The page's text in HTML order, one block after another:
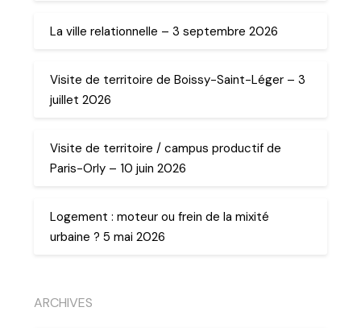
La ville relationnelle – 3 septembre 2026
Visite de territoire de Boissy-Saint-Léger – 3
juillet 2026
Visite de territoire / campus productif de
Paris-Orly – 10 juin 2026
Logement : moteur ou frein de la mixité
urbaine ? 5 mai 2026
ARCHIVES